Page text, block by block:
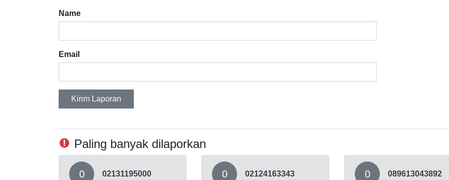
Name
Email
Kirim Laporan
Paling banyak dilaporkan
0 02131195000 0 02124163343 0 089613043892